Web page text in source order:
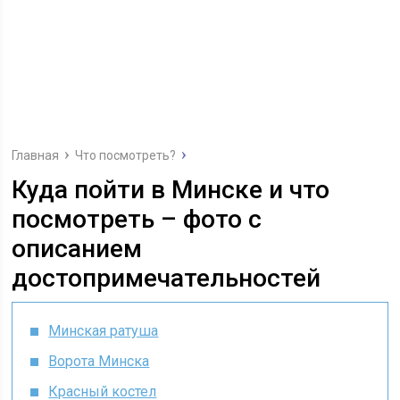
Главная Что посмотреть?
Куда пойти в Минске и что
посмотреть – фото с
описанием
достопримечательностей
Минская ратуша
Ворота Минска
Красный костел